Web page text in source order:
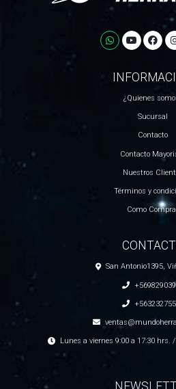
¿Quienes
Sucursal
Contacto
Contacto
Nuestros
Términos y
Como
San Antonio1395,
Lunes a viernes 9:00 a 17:30 hrs.